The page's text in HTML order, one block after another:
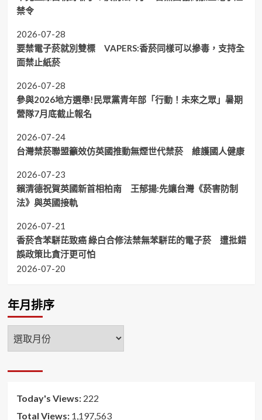
禁令
2026-07-28
要禁電子菸就別雙標 VAPERS:香菸同樣可以摻毒，支持全
面禁止紙菸
2026-07-28
參與2026地方選舉!民眾黨青年部「行動！未來之眾」暑期
營隊7月底截止報名
2026-07-24
台灣禁菸聯盟籲效仿英國推動無煙世代禁菸 維護國人健康
2026-07-23
賴清德祝賀英國新首相柏南 王郁揚:先讓台灣《菸害防制
法》與英國接軌
2026-07-21
香菸含苯駢芘致癌 綠白合修法禁無苯駢芘的電子菸 遭批錯
誤政策比貪汙更可怕
2026-07-20
年月排序
年
月
序
Today's Views: 222
Total Views: 1,197,563